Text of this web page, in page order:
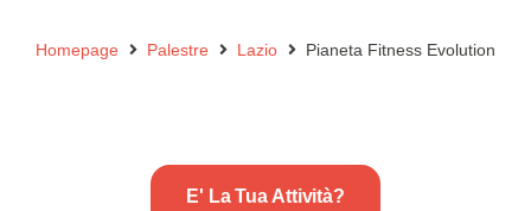
Homepage Palestre Lazio Pianeta Fitness Evolution
E' La Tua Attività?